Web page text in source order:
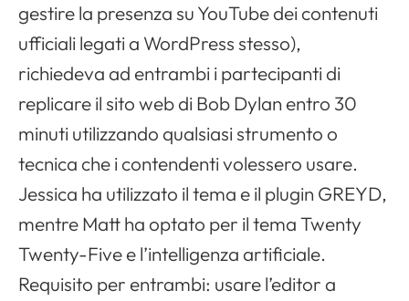
gestire la presenza su YouTube dei contenuti
ufficiali legati a WordPress stesso),
richiedeva ad entrambi i partecipanti di
replicare il sito web di Bob Dylan entro 30
minuti utilizzando qualsiasi strumento o
tecnica che i contendenti volessero usare.
Jessica ha utilizzato il tema e il plugin GREYD,
mentre Matt ha optato per il tema Twenty
Twenty-Five e l’intelligenza artificiale.
Requisito per entrambi: usare l’editor a